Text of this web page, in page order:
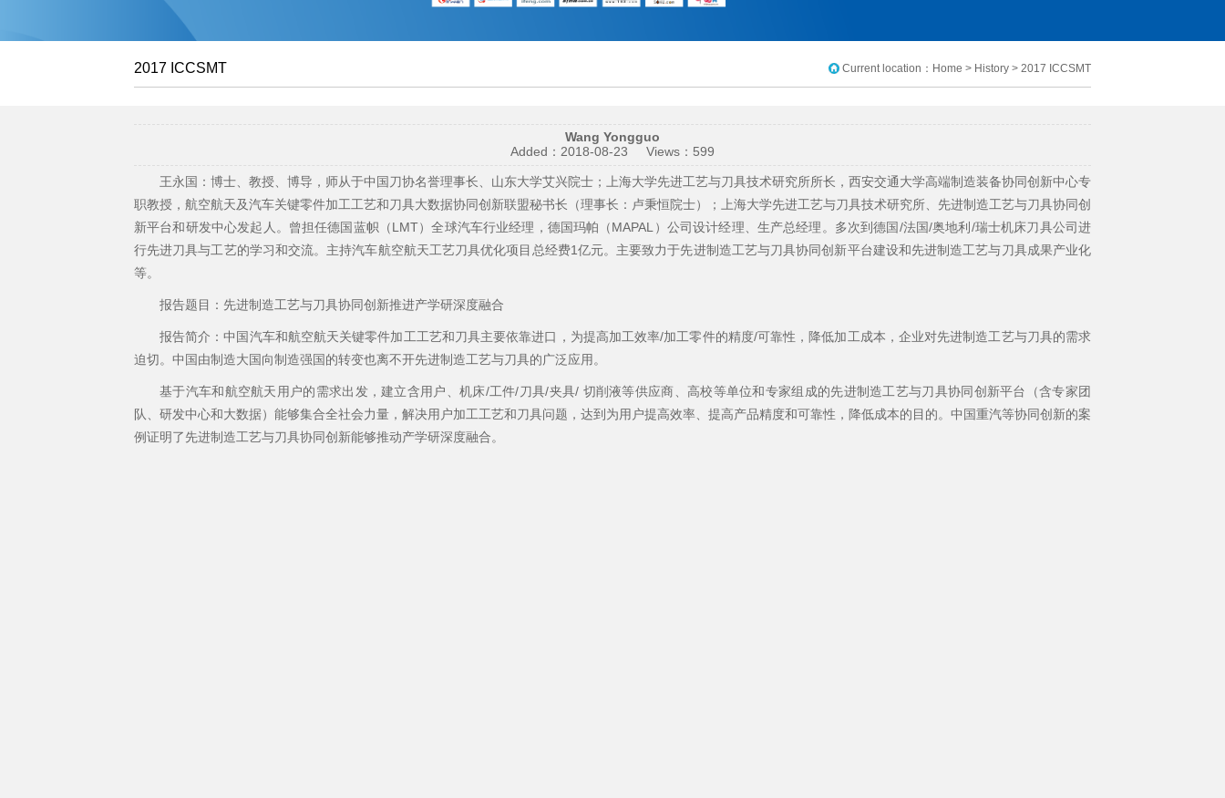
2017 ICCSMT Current location： Home > History > 2017 ICCSMT
Wang Yongguo
Added： 2018-08-23 Views： 599
王永国：博士、教授、博导，师从于中国刀协名誉理事长、山东大学艾兴院士；上海大学先进工艺与刀具技术研究所所长，西安交通大学高端制造装备协同创新中心专
职教授，航空航天及汽车关键零件加工工艺和刀具大数据协同创新联盟秘书长（理事长：卢秉恒院士）；上海大学先进工艺与刀具技术研究所、先进制造工艺与刀具协同创
新平台和研发中心发起人。曾担任德国蓝帜（LMT）全球汽车行业经理，德国玛帕（MAPAL）公司设计经理、生产总经理。多次到德国/法国/奥地利/瑞士机床刀具公司进
行先进刀具与工艺的学习和交流。主持汽车航空航天工艺刀具优化项目总经费1亿元。主要致力于先进制造工艺与刀具协同创新平台建设和先进制造工艺与刀具成果产业化
等。
报告题目：先进制造工艺与刀具协同创新推进产学研深度融合
报告简介：中国汽车和航空航天关键零件加工工艺和刀具主要依靠进口，为提高加工效率/加工零件的精度/可靠性，降低加工成本，企业对先进制造工艺与刀具的需求
迫切。中国由制造大国向制造强国的转变也离不开先进制造工艺与刀具的广泛应用。
基于汽车和航空航天用户的需求出发，建立含用户、机床/工件/刀具/夹具/ 切削液等供应商、高校等单位和专家组成的先进制造工艺与刀具协同创新平台（含专家团
队、研发中心和大数据）能够集合全社会力量，解决用户加工工艺和刀具问题，达到为用户提高效率、提高产品精度和可靠性，降低成本的目的。中国重汽等协同创新的案
例证明了先进制造工艺与刀具协同创新能够推动产学研深度融合。